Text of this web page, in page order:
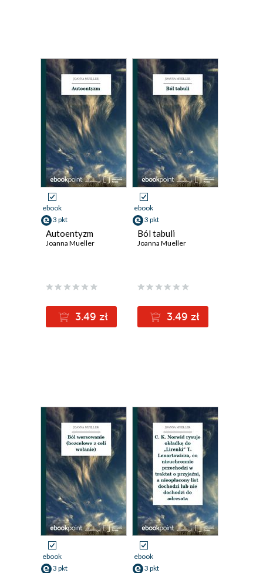
ebook
3 pkt
Autoentyzm
Joanna Mueller
3.49 zł
ebook
3 pkt
Ból tabuli
Joanna Mueller
3.49 zł
ebook
3 pkt
ebook
3 pkt